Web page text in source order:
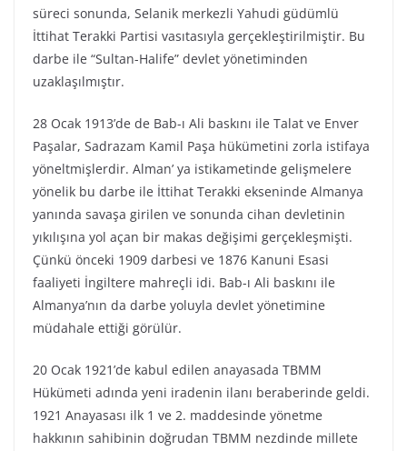
süreci sonunda, Selanik merkezli Yahudi güdümlü
İttihat Terakki Partisi vasıtasıyla gerçekleştirilmiştir. Bu
darbe ile “Sultan-Halife” devlet yönetiminden
uzaklaşılmıştır.
28 Ocak 1913’de de Bab-ı Ali baskını ile Talat ve Enver
Paşalar, Sadrazam Kamil Paşa hükümetini zorla istifaya
yöneltmişlerdir. Alman’ ya istikametinde gelişmelere
yönelik bu darbe ile İttihat Terakki ekseninde Almanya
yanında savaşa girilen ve sonunda cihan devletinin
yıkılışına yol açan bir makas değişimi gerçekleşmişti.
Çünkü önceki 1909 darbesi ve 1876 Kanuni Esasi
faaliyeti İngiltere mahreçli idi. Bab-ı Ali baskını ile
Almanya’nın da darbe yoluyla devlet yönetimine
müdahale ettiği görülür.
20 Ocak 1921’de kabul edilen anayasada TBMM
Hükümeti adında yeni iradenin ilanı beraberinde geldi.
1921 Anayasası ilk 1 ve 2. maddesinde yönetme
hakkının sahibinin doğrudan TBMM nezdinde millete